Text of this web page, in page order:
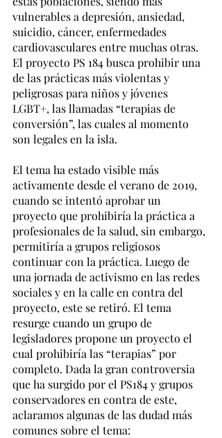
vulnerables a depresión, ansiedad,
suicidio, cáncer, enfermedades
cardiovasculares entre muchas otras.
El proyecto PS 184 busca prohibir una
de las prácticas más violentas y
peligrosas para niños y jóvenes
LGBT+, las llamadas “terapias de
conversión”, las cuales al momento
son legales en la isla.
El tema ha estado visible más
activamente desde el verano de 2019,
cuando se intentó aprobar un
proyecto que prohibiría la práctica a
profesionales de la salud, sin embargo,
permitiría a grupos religiosos
continuar con la práctica. Luego de
una jornada de activismo en las redes
sociales y en la calle en contra del
proyecto, este se retiró. El tema
resurge cuando un grupo de
legisladores propone un proyecto el
cual prohibiría las “terapias” por
completo. Dada la gran controversia
que ha surgido por el PS184 y grupos
conservadores en contra de este,
aclaramos algunas de las dudad más
comunes sobre el tema: